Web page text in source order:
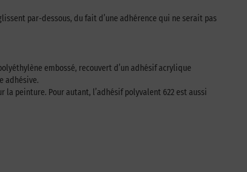
par-dessous, du fait d’une adhérence qui ne serait pas
embossé, recouvert d’un adhésif acrylique
adhésive.
peinture. Pour autant, l’adhésif polyvalent 622 est aussi